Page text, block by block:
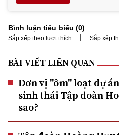
Bình luận tiêu biểu (0)
Sắp xếp theo lượt thích | Sắp xếp
BÀI VIẾT LIÊN QUAN
Đơn vị "ôm" loạt dự
sinh thái Tập đoàn
sao?